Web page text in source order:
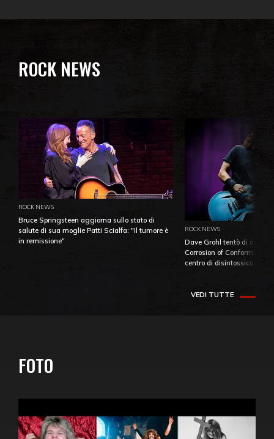
ROCK NEWS
ROCK NEWS
Bruce Springsteen aggiorna sullo stato di
salute di sua moglie Patti Scialfa: "Il tumore è
in remissione"
ROCK NEWS
Dave Grohl tentò di
Corrosion of Conformity
centro di
VEDI TUTTE
FOTO